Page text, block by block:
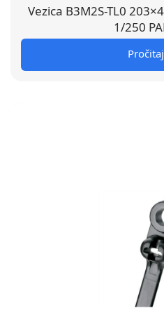
Vezica B3M2S-TL0
1/250